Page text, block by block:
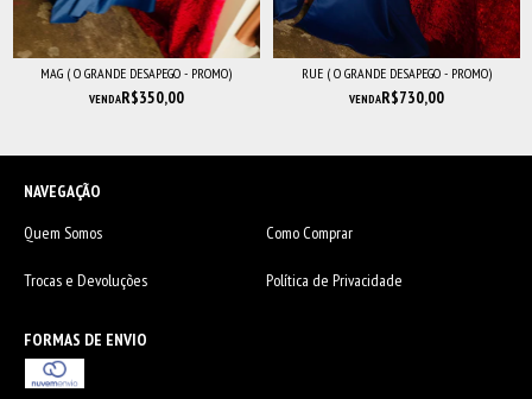
MAG ( O GRANDE DESAPEGO - PROMO)
VENDAR$350,00
RUE ( O GRANDE DESAPEGO - PROMO)
VENDAR$730,00
NAVEGAÇÃO
Quem Somos
Como Comprar
Trocas e Devoluções Política de Privacidade
FORMAS DE ENVIO